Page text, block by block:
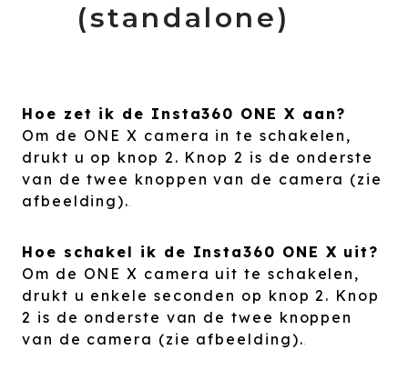
(standalone)
Hoe zet ik de Insta360 ONE X aan?
Om de ONE X camera in te schakelen,
drukt u op knop 2. Knop 2 is de onderste
van de twee knoppen van de camera (zie
afbeelding).
Hoe schakel ik de Insta360 ONE X uit?
Om de ONE X camera uit te schakelen,
drukt u enkele seconden op knop 2. Knop
2 is de onderste van de twee knoppen
van de camera (zie afbeelding).